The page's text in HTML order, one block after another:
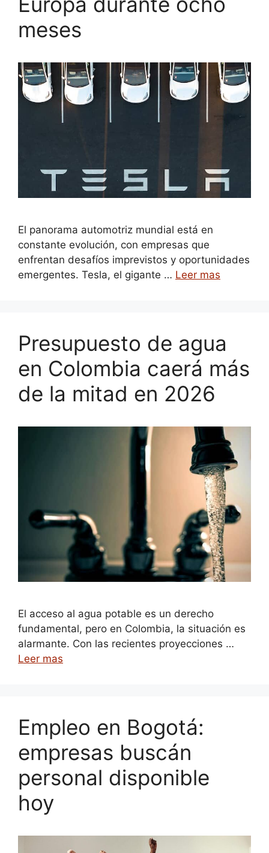
meses
El panorama automotriz mundial está en
constante evolución, con empresas que
enfrentan desafíos imprevistos y oportunidades
emergentes. Tesla, el gigante … Leer mas
Presupuesto de agua
en Colombia caerá más
de la mitad en 2026
El acceso al agua potable es un derecho
fundamental, pero en Colombia, la situación es
alarmante. Con las recientes proyecciones …
Leer mas
Empleo en Bogotá:
empresas buscán
personal disponible
hoy